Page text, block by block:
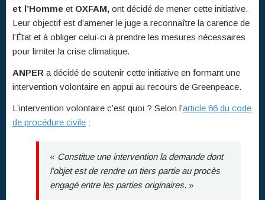
et l’Homme et OXFAM, ont décidé de mener cette initiative.
Leur objectif est d’amener le juge a reconnaître la carence de
l’État et à obliger celui-ci à prendre les mesures nécessaires
pour limiter la crise climatique.
ANPER a décidé de soutenir cette initiative en formant une
intervention volontaire en appui au recours de Greenpeace.
L’intervention volontaire c’est quoi ? Selon l’article 66 du code
de procédure civile :
« Constitue une intervention la demande dont
l’objet est de rendre un tiers partie au procès
engagé entre les parties originaires. »